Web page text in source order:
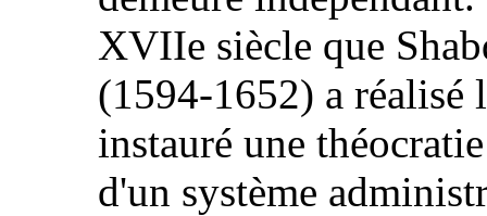
XVIIe siècle que
(1594‑1652) a
instauré une
d'un système